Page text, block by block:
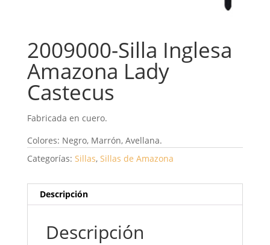
2009000-Silla Inglesa
Amazona Lady
Castecus
Fabricada en cuero.
Colores: Negro, Marrón, Avellana.
Categorías: Sillas, Sillas de Amazona
Descripción
Descripción